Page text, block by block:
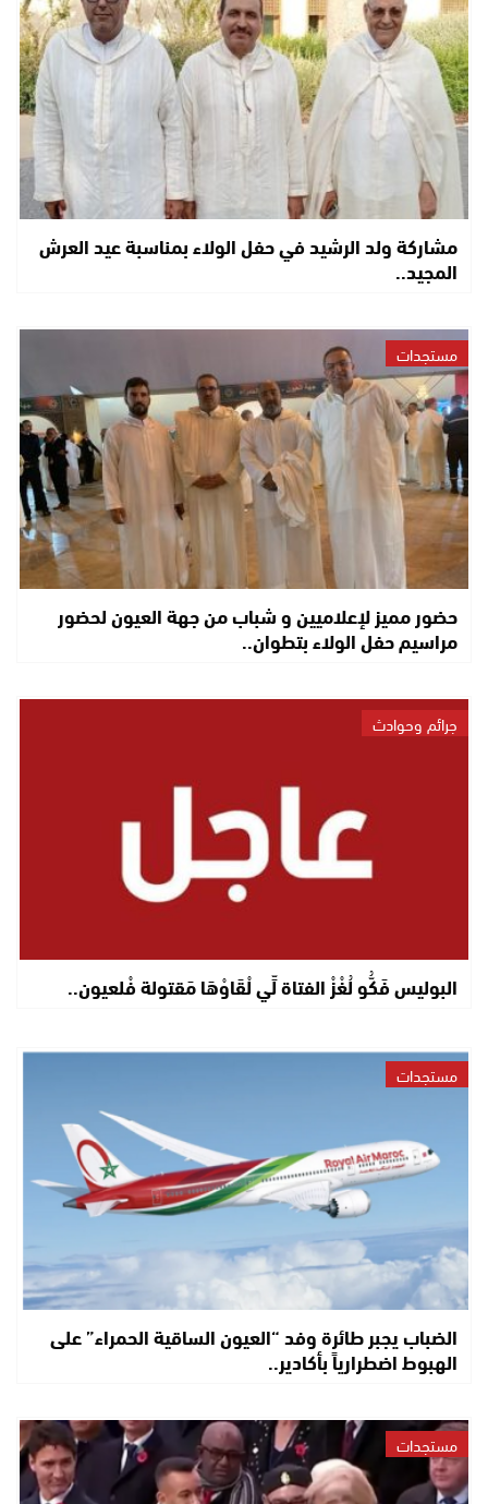
مشاركة ولد الرشيد في حفل الولاء بمناسبة عيد العرش
المجيد..
مستجدات
حضور مميز لإعلاميين و شباب من جهة العيون لحضور
مراسيم حفل الولاء بتطوان..
جرائم وحوادث
البوليس فَكُّو لُغْزْ الفتاة لِّي لْقَاوْهَا مَقتولة فْلعيون..
مستجدات
الضباب يجبر طائرة وفد “العيون الساقية الحمراء” على
الهبوط اضطرارياً بأكادير..
مستجدات